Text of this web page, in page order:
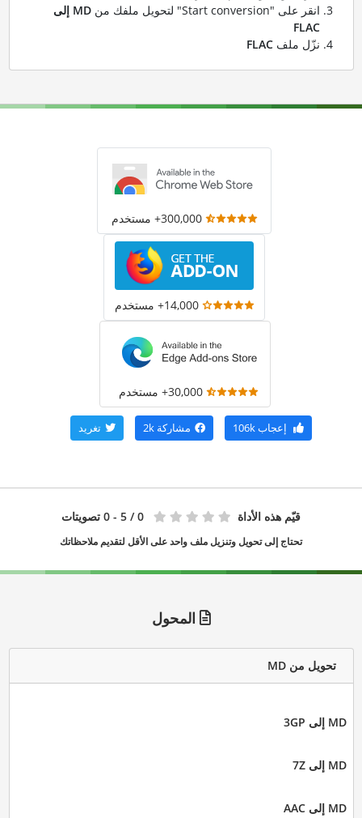
انقر على "Start conversion" لتحويل ملفك من
MD إلى
FLAC
نزّل ملف FLAC
300,000+ مستخدم
14,000+ مستخدم
30,000+ مستخدم
إعجاب106k مشاركة 2k تغريد
قيّم هذه الأداة 0 / 5 - 0 تصويتات
تحتاج إلى تحويل وتنزيل ملف واحد على الأقل لتقديم ملاحظاتك
المحول
تحويل من MD
MD إلى 3GP
MD إلى 7Z
MD إلى AAC